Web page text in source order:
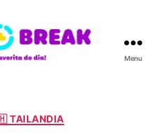
A
Menu
CTAILANDIA